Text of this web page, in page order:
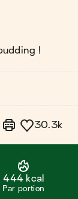
!
30.3k
444 kcal
Par portion